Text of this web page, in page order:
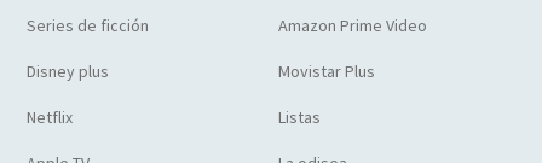
Series de ficción Amazon Prime Video
Disney plus Movistar Plus
Netflix Listas